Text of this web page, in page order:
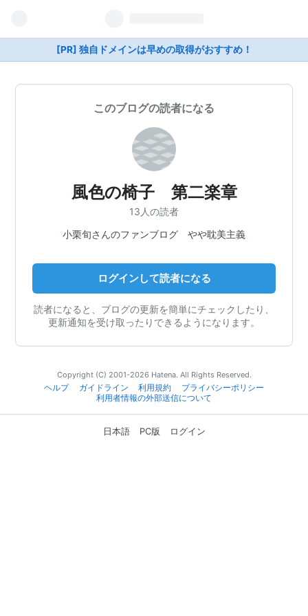
[PR] 独自ドメインは早めの取得がおすすめ！
このブログの読者になる
風色の椅子 第二楽章
13人の読者
小栗旬さんのファンブログ やや耽美主義
ログインして読者になる
読者になると、ブログの更新を簡単にチェックしたり、
更新通知を受け取ったりできるようになります。
Copyright (C) 2001-2026 Hatena. All Rights Reserved.
ヘルプ
ガイドライン 利用規約
プライバシーポリシー
利用者情報の外部送信について
日本語 PC版 ログイン